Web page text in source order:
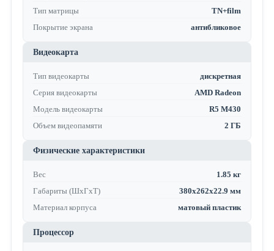
Тип матрицы
TN+film
Покрытие экрана
антибликовое
Видеокарта
Тип видеокарты
дискретная
Серия видеокарты
AMD Radeon
Модель видеокарты
R5 M430
Объем видеопамяти
2 ГБ
Физические характеристики
Вес
1.85 кг
Габариты (ШхГхТ)
380х262х22.9 мм
Материал корпуса
матовый пластик
Процессор